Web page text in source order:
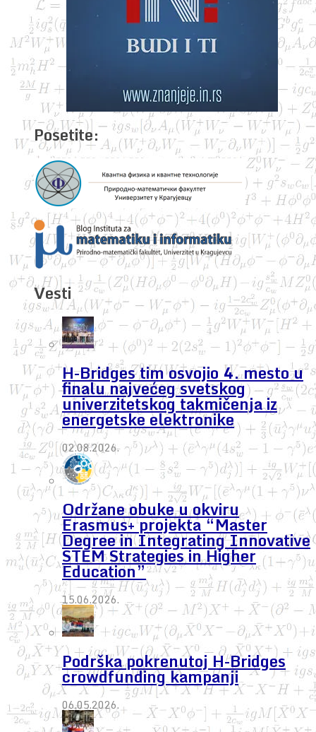
Posetite:
Vesti
H-Bridges tim osvojio 4. mesto u
finalu najvećeg svetskog
univerzitetskog takmičenja iz
energetske elektronike
02.08.2026.
Održane obuke u okviru
Erasmus+ projekta “Master
Degree in Integrating Innovative
STEM Strategies in Higher
Education”
15.06.2026.
Podrška pokrenutoj H-Bridges
crowdfunding kampanji
06.05.2026.